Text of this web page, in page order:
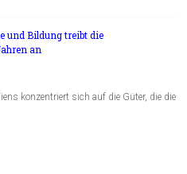
und Bildung treibt die
an
konzentriert sich auf die Güter, die die